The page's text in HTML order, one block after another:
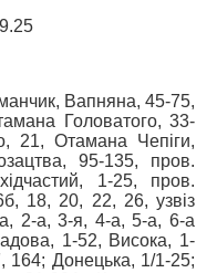
Вапняна, 45-75,
Головатого, 33-
21, Отамана Чепіги,
95-135, пров.
1-25, пров.
18, 20, 22, 26, узвіз
2-а, 3-я, 4-а, 5-а, 6-а
1-52, Висока, 1-
164; Донецька, 1/1-25;